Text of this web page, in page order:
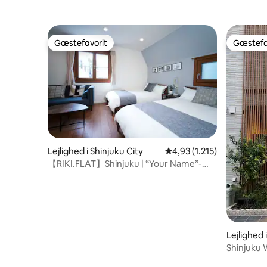
badeværelset)
Gæstefavorit
Gæstefavorit
Lejlighed i Shinjuku City 4,93 ud af 5 i
4,93 (1.215)
【RIKI.FLAT】Shinjuku | “Your Name”-
Lejlighed
Shinjuku